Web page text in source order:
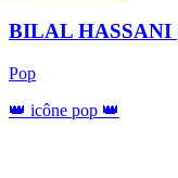
BILAL HASSANI
Pop
👑 icône pop 👑